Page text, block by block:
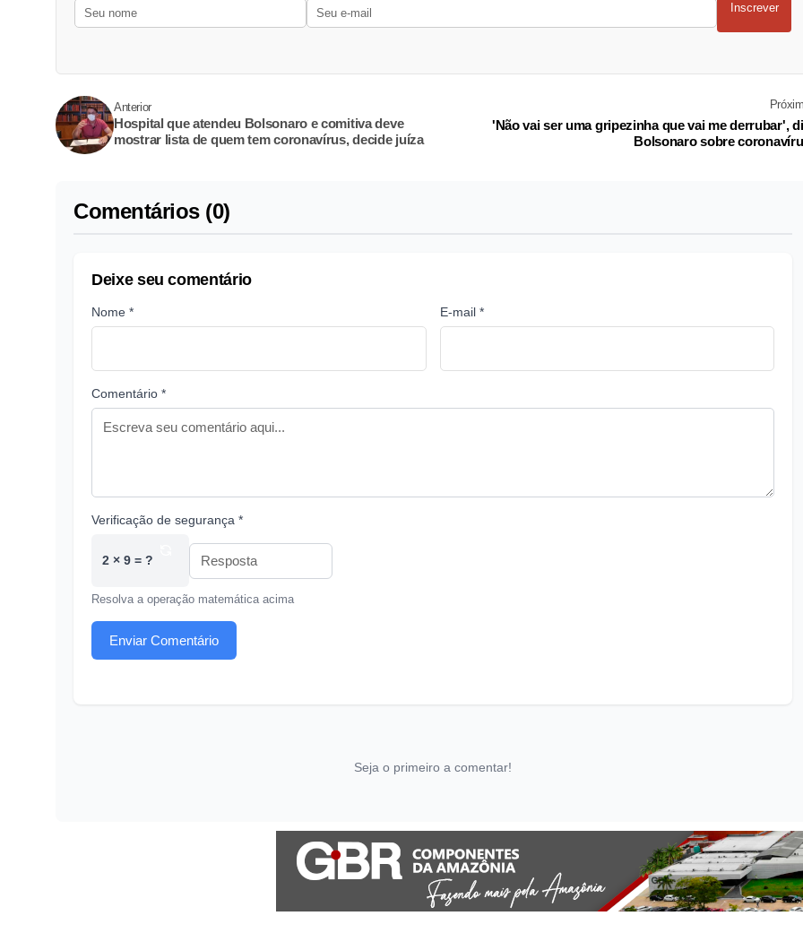
Inscrever
Anterior
Hospital que atendeu Bolsonaro e comitiva deve
mostrar lista de quem tem coronavírus, decide juíza
'Não vai ser uma gripezinha que vai me derrubar',
Bolsonaro sobre
Comentários (0)
Deixe seu comentário
Nome * E-mail *
Comentário *
Verificação de segurança *
2 × 9 = ?
Resolva a operação matemática acima
Enviar Comentário
Seja o primeiro a comentar!